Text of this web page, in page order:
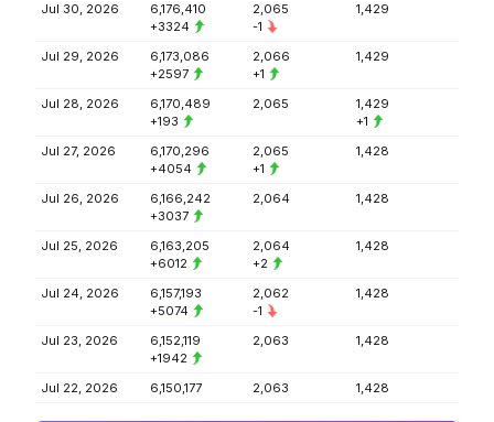
Jul 30, 2026
6,176,410
+3324
2,065
-1
1,429
Jul 29, 2026
6,173,086
+2597
2,066
+1
1,429
Jul 28, 2026
6,170,489
+193
2,065
1,429
+1
Jul 27, 2026
6,170,296
+4054
2,065
+1
1,428
Jul 26, 2026
6,166,242
+3037
2,064 1,428
Jul 25, 2026
6,163,205
+6012
2,064
+2
1,428
Jul 24, 2026
6,157,193
+5074
2,062
-1
1,428
Jul 23, 2026
6,152,119
+1942
2,063 1,428
Jul 22, 2026 6,150,177 2,063 1,428